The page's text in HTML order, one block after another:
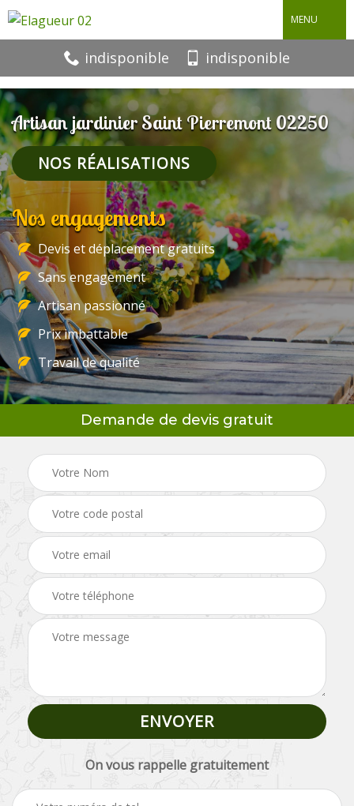
MENU
indisponible indisponible
Artisan jardinier Saint Pierremont 02250
NOS RÉALISATIONS
Nos engagements
Devis et déplacement gratuits
Sans engagement
Artisan passionné
Prix imbattable
Travail de qualité
Demande de devis gratuit
On vous rappelle gratuitement